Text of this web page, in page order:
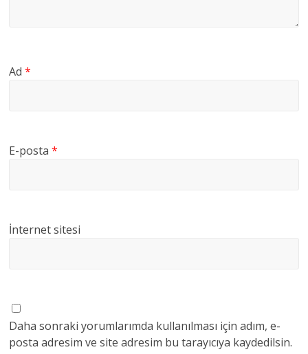
Ad*
E-posta*
İnternet sitesi
Daha sonraki yorumlarımda kullanılması için adım, e-
posta adresim ve site adresim bu tarayıcıya kaydedilsin.